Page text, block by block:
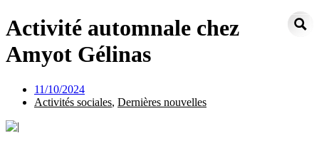
Activité automnale chez
Amyot Gélinas
11/10/2024
Activités sociales, Dernières nouvelles